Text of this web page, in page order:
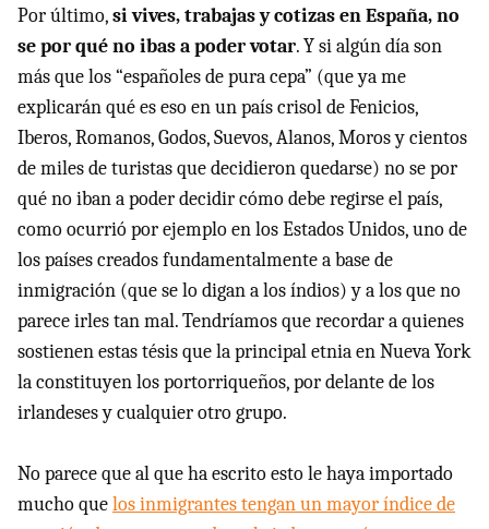
Por último,si vives, trabajas y cotizas en España, no
se por qué no ibas a poder votar. Y si algún día son
más que los “españoles de pura cepa” (que ya me
explicarán qué es eso en un país crisol de Fenicios,
Iberos, Romanos, Godos, Suevos, Alanos, Moros y cientos
de miles de turistas que decidieron quedarse) no se por
qué no iban a poder decidir cómo debe regirse el país,
como ocurrió por ejemplo en los Estados Unidos, uno de
los países creados fundamentalmente a base de
inmigración (que se lo digan a los índios) y a los que no
parece irles tan mal. Tendríamos que recordar a quienes
sostienen estas tésis que la principal etnia en Nueva York
la constituyen los portorriqueños, por delante de los
irlandeses y cualquier otro grupo.
No parece que al que ha escrito esto le haya importado
mucho quelos inmigrantes tengan un mayor índice de